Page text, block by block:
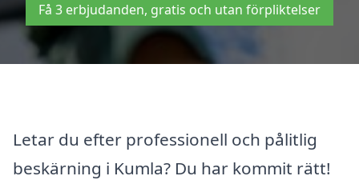
Få 3 erbjudanden, gratis och utan förpliktelser
Letar du efter professionell och pålitlig
beskärning i Kumla? Du har kommit rätt!